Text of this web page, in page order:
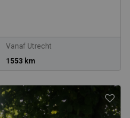
Vanaf Utrecht
1553 km